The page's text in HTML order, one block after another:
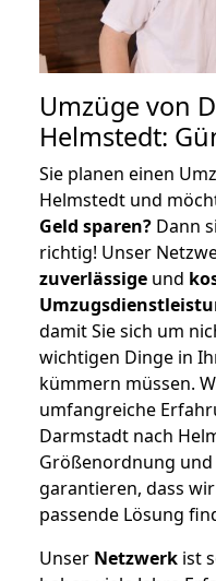
Umzüge von
Helmstedt:
Sie planen einen
Helmstedt und
Geld sparen? Dann
richtig! Unser
zuverlässige und
damit Sie sich um
wichtigen Dinge in
kümmern müssen.
umfangreiche
Darmstadt nach
Größenordnung
garantieren, dass
passende Lösung
Unser Netzwerk ist